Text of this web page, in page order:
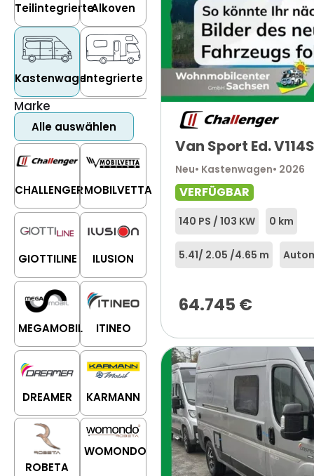
TeilintegrierteAlkoven
KastenwagenIntegrierte
Marke
Alle auswählen
CHALLENGERMOBILVETTA
GIOTTILINE ILUSION
MEGAMOBIL ITINEO
DREAMER KARMANN
ROBETA
WOMONDO
Van Sport Ed. V114S
Neu• Kastenwagen• 2026
VERFÜGBAR
140 PS / 103 KW 0 km
5.41/ 2.05 /4.65 m
64.745 €